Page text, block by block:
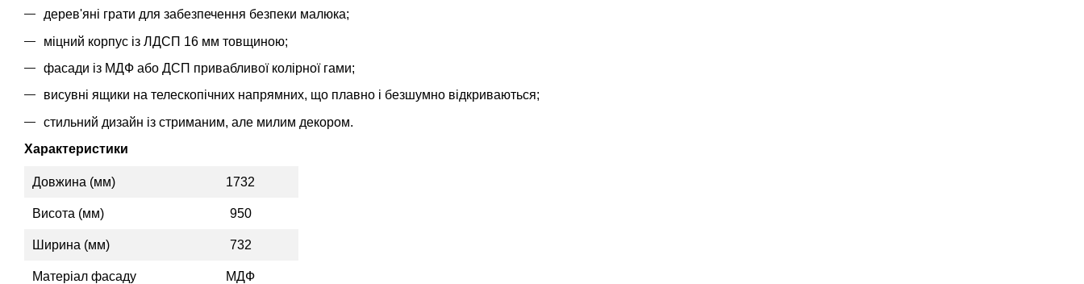
дерев'яні грати для забезпечення безпеки малюка;
міцний корпус із ЛДСП 16 мм товщиною;
фасади із МДФ або ДСП привабливої колірної гами;
висувні ящики на телескопічних напрямних, що плавно і безшумно відкриваються;
стильний дизайн із стриманим, але милим декором.
Характеристики
Довжина (мм) 1732
Висота (мм) 950
Ширина (мм) 732
Матеріал фасаду МДФ